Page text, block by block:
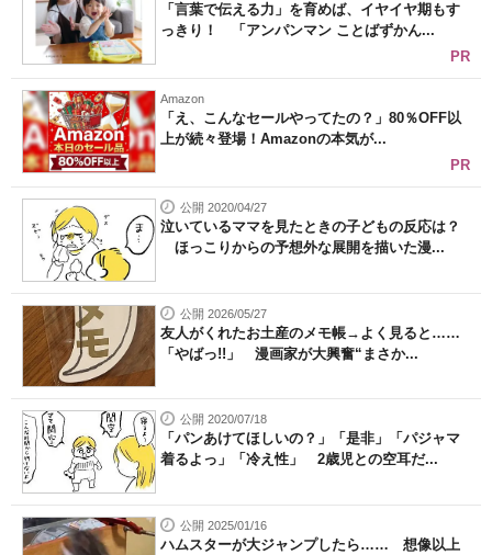
「言葉で伝える力」を育めば、イヤイヤ期もす
っきり！ 「アンパンマン ことばずかん...
PR
Amazon
「え、こんなセールやってたの？」80％OFF以
上が続々登場！Amazonの本気が...
PR
公開 2020/04/27
泣いているママを見たときの子どもの反応は？
ほっこりからの予想外な展開を描いた漫...
公開 2026/05/27
友人がくれたお土産のメモ帳→よく見ると……
「やばっ!!」 漫画家が大興奮“まさか...
公開 2020/07/18
「パンあけてほしいの？」「是非」「パジャマ
着るよっ」「冷え性」 2歳児との空耳だ...
公開 2025/01/16
ハムスターが大ジャンプしたら…… 想像以上